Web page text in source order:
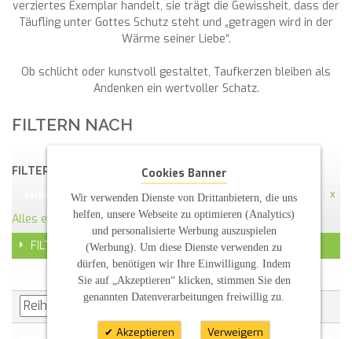
verziertes Exemplar handelt, sie trägt die Gewissheit, dass der
Täufling unter Gottes Schutz steht und „getragen wird in der
Wärme seiner Liebe“.
Ob schlicht oder kunstvoll gestaltet, Taufkerzen bleiben als
Andenken ein wertvoller Schatz.
FILTERN NACH
FILTERN NACH:
perlmutt
Alles entfernen
FILTER
Cookies Banner
Wir verwenden Dienste von Drittanbietern, die uns
helfen, unsere Webseite zu optimieren (Analytics)
und personalisierte Werbung auszuspielen
(Werbung). Um diese Dienste verwenden zu
dürfen, benötigen wir Ihre Einwilligung. Indem
Sie auf „Akzeptieren“ klicken, stimmen Sie den
genannten Datenverarbeitungen freiwillig zu.
Akzeptieren Verweigern